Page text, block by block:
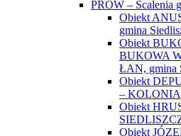
Rządowy Fundusz
Inwestycji
Rządowy Fundusz
Budowa i
Nr 1805L od
na odcinku
oraz drogi
0+000 do km
do km
Krobonosz